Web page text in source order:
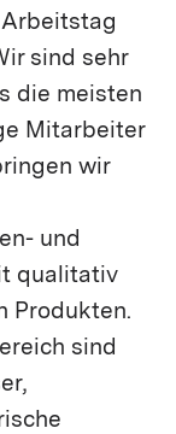
Arbeitstag
sind sehr
die meisten
Mitarbeiter
wir
und
qualitativ
Produkten.
sind